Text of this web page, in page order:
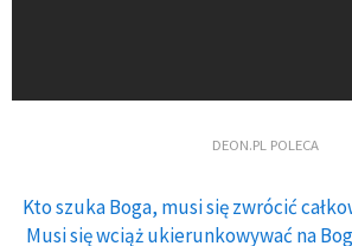
DEON.PL POLECA
Kto szuka Boga, musi się zwrócić
Musi się wciąż ukierunkowywać na